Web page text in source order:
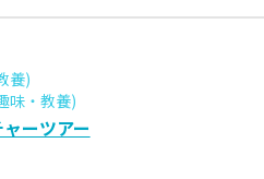
養)
味・教養)
ーツアー